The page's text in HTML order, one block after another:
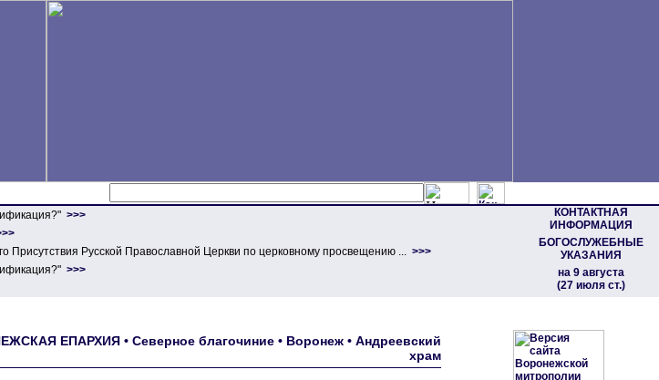
>>>
КОНТАКТНАЯ
ИНФОРМАЦИЯ
БОГОСЛУЖЕБНЫЕ
УКАЗАНИЯ
на 9 августа
(27 июля ст.)
Русской Православной Церкви по церковному просвещению ... >>>
>>>
ЕПАРХИЯ • Северное благочиние • Воронеж • Андреевский
храм